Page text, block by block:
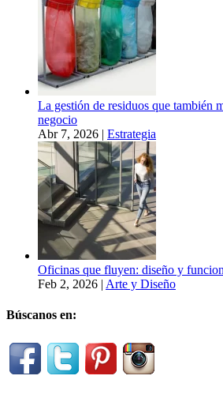
La gestión de residuos que también
negocio
Abr 7, 2026 | Estrategia
Oficinas que fluyen: diseño y
Feb 2, 2026 | Arte y Diseño
Búscanos en: